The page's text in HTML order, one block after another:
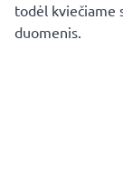
todėl kviečiame
duomenis.